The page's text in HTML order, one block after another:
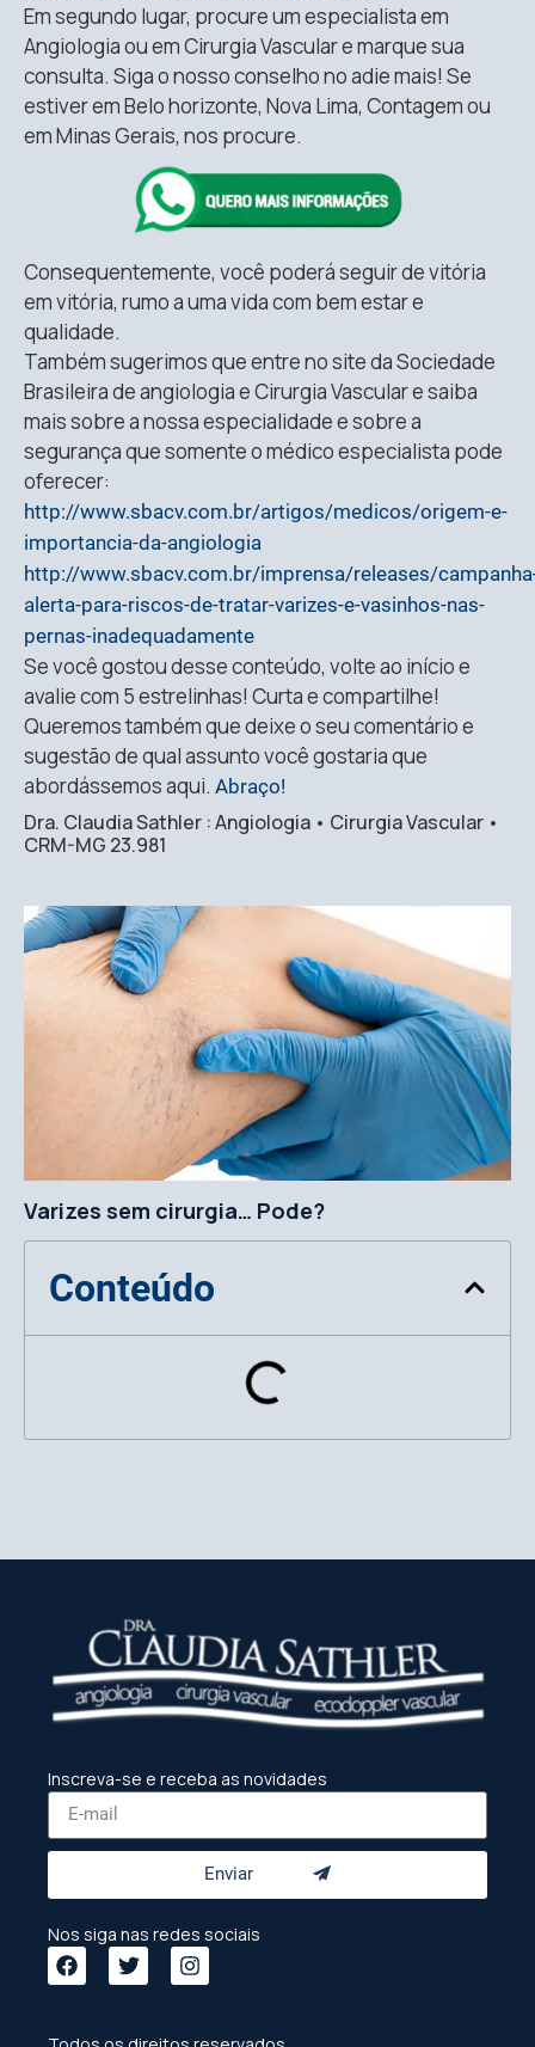
Em segundo lugar, procure um especialista em
Angiologia ou em Cirurgia Vascular e marque sua
consulta. Siga o nosso conselho no adie mais! Se
estiver em Belo horizonte, Nova Lima, Contagem ou
em Minas Gerais, nos procure.
Consequentemente, você poderá seguir de vitória
em vitória, rumo a uma vida com bem estar e
qualidade.
Também sugerimos que entre no site da Sociedade
Brasileira de angiologia e Cirurgia Vascular e saiba
mais sobre a nossa especialidade e sobre a
segurança que somente o médico especialista pode
oferecer:
http://www.sbacv.com.br/artigos/medicos/origem-e-
importancia-da-angiologia
http://www.sbacv.com.br/imprensa/releases/
alerta-para-riscos-de-tratar-varizes-e-vasinhos-nas-
pernas-inadequadamente
Se você gostou desse conteúdo, volte ao início e
avalie com 5 estrelinhas! Curta e compartilhe!
Queremos também que deixe o seu comentário e
sugestão de qual assunto você gostaria que
abordássemos aqui. Abraço!
Dra. Claudia Sathler : Angiologia • Cirurgia Vascular •
CRM-MG 23.981
Varizes sem cirurgia… Pode?
Conteúdo
Inscreva-se e receba as novidades
Enviar
Nos siga nas redes sociais